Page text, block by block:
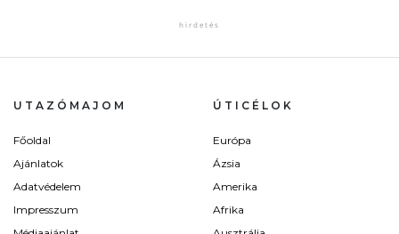
UTAZÓMAJOM
Főoldal
Ajánlatok
Adatvédelem
Impresszum
ÚTICÉLOK
Európa
Ázsia
Amerika
Afrika